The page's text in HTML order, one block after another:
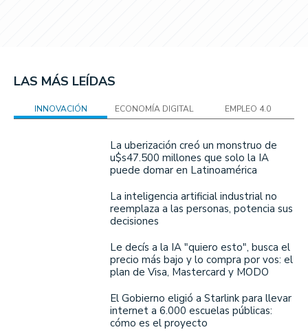
LAS MÁS LEÍDAS
INNOVACIÓN ECONOMÍA DIGITAL EMPLEO 4.0
La uberización creó un monstruo de
u$s47.500 millones que solo la IA
puede domar en Latinoamérica
La inteligencia artificial industrial no
reemplaza a las personas, potencia sus
decisiones
Le decís a la IA "quiero esto", busca el
precio más bajo y lo compra por vos: el
plan de Visa, Mastercard y MODO
El Gobierno eligió a Starlink para llevar
internet a 6.000 escuelas públicas:
cómo es el proyecto